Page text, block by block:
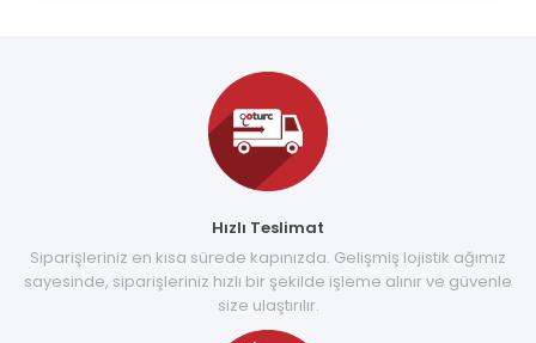
Hızlı Teslimat
Siparişleriniz en kısa sürede kapınızda. Gelişmiş lojistik ağımız
sayesinde, siparişleriniz hızlı bir şekilde işleme alınır ve güvenle
size ulaştırılır.